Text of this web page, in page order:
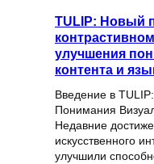
TULIP: Новый
улучшения
контента и
Введение в
Понимания
Недавние
искусственного
улучшили